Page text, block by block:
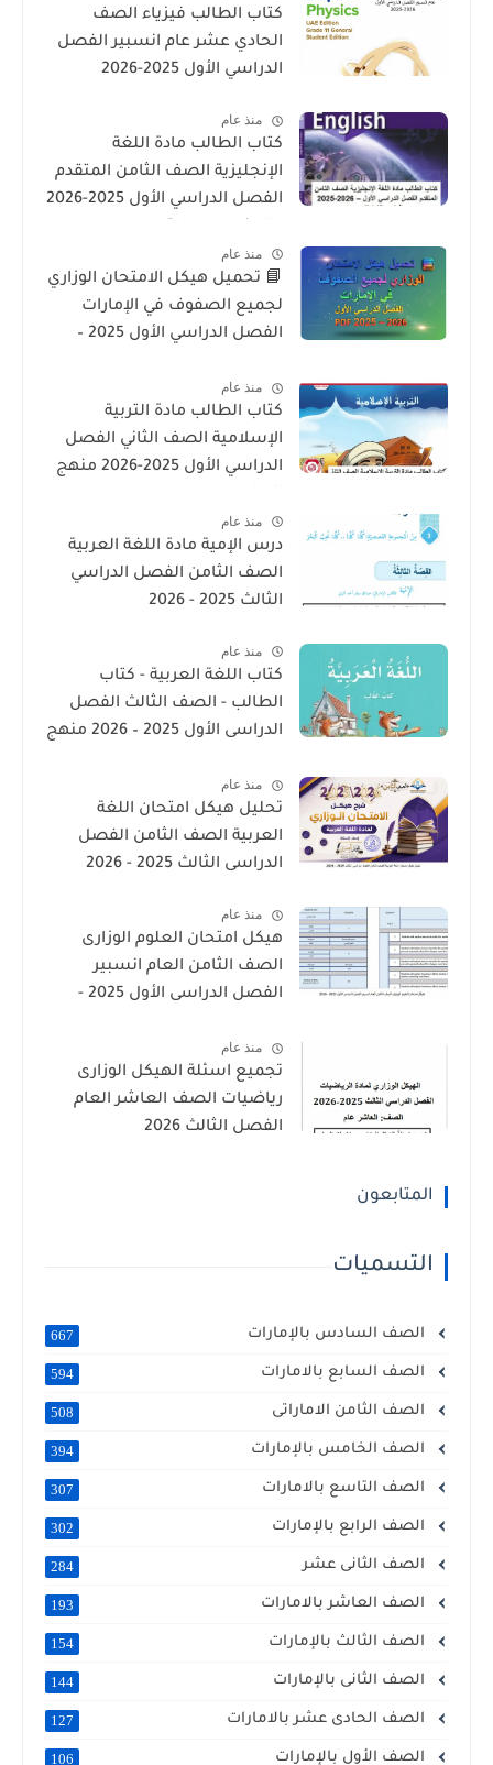
كتاب الطالب فيزياء الصف
الحادي عشر عام انسبير الفصل
الدراسي الأول 2025-2026
منذ عام
كتاب الطالب مادة اللغة
الإنجليزية الصف الثامن المتقدم
الفصل الدراسي الأول 2025-2026
منذ عام
📘 تحميل هيكل الامتحان الوزاري
لجميع الصفوف في الإمارات
الفصل الدراسي الأول 2025 –
منذ عام
كتاب الطالب مادة التربية
الإسلامية الصف الثاني الفصل
الدراسي الأول 2025-2026 منهج
منذ عام
درس الإمية مادة اللغة العربية
الصف الثامن الفصل الدراسي
الثالث 2025 - 2026
منذ عام
كتاب اللغة العربية - كتاب
الطالب - الصف الثالث الفصل
الدراسى الأول 2025 – 2026 منهج
منذ عام
تحليل هيكل امتحان اللغة
العربية الصف الثامن الفصل
الدراسى الثالث 2025 - 2026
منذ عام
هيكل امتحان العلوم الوزارى
الصف الثامن العام انسبير
الفصل الدراسى الأول 2025 -
منذ عام
تجميع اسئلة الهيكل الوزارى
رياضيات الصف العاشر العام
الفصل الثالث 2026
المتابعون
التسميات
الصف السادس بالإمارات 667
الصف السابع بالامارات 594
الصف الثامن الاماراتى 508
الصف الخامس بالإمارات 394
الصف التاسع بالامارات 307
الصف الرابع بالإمارات 302
الصف الثانى عشر 284
الصف العاشر بالامارات 193
الصف الثالث بالإمارات 154
الصف الثانى بالإمارات 144
الصف الحادى عشر بالامارات 127
الصف الأول بالإمارات 106